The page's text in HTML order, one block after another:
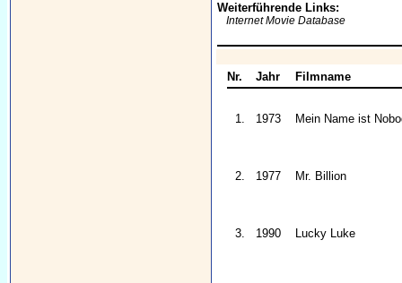
Weiterführende Links:
Internet Movie Database
Nr. Jahr Filmname
1. 1973 Mein Name ist
2. 1977 Mr. Billion
3. 1990 Lucky Luke